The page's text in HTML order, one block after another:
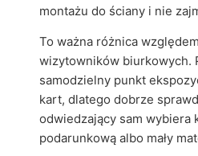
montażu do ściany i nie
To ważna różnica
wizytowników biurkowych.
samodzielny punkt
kart, dlatego dobrze
odwiedzający sam wybiera
podarunkową albo mały